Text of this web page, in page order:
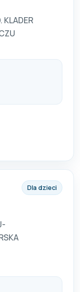
KLADER
Dla dzieci